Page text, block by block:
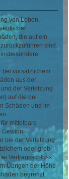
von Leben,
die auf ein
sind.
bei vorsätzlichem
aus der
der Verletzung
auf die bei
Schäden und im
mittelbare
bei der Verletzung
oder grob
Vertragsschluss
Übrigen der Höhe
begrenzt.